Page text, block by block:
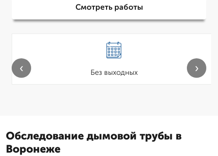
Смотреть работы
Без выходных
‹ ›
Обследование дымовой трубы в
Воронеже